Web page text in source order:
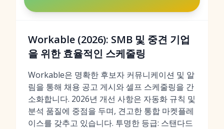
Workable (2026): SMB 및 중견 기업
을 위한 효율적인 스케줄링
Workable은 명확한 후보자 커뮤니케이션 및 알
림을 통해 채용 공고 게시와 셀프 스케줄링을 간
소화합니다. 2026년 개선 사항은 자동화 규칙 및
분석 품질에 중점을 두며, 견고한 통합 마켓플레
이스를 갖추고 있습니다. 투명한 등급: 스탠다드